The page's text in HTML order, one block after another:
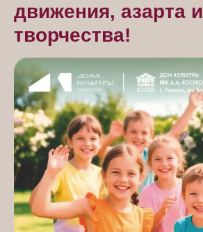
движения, азарта и
творчества!